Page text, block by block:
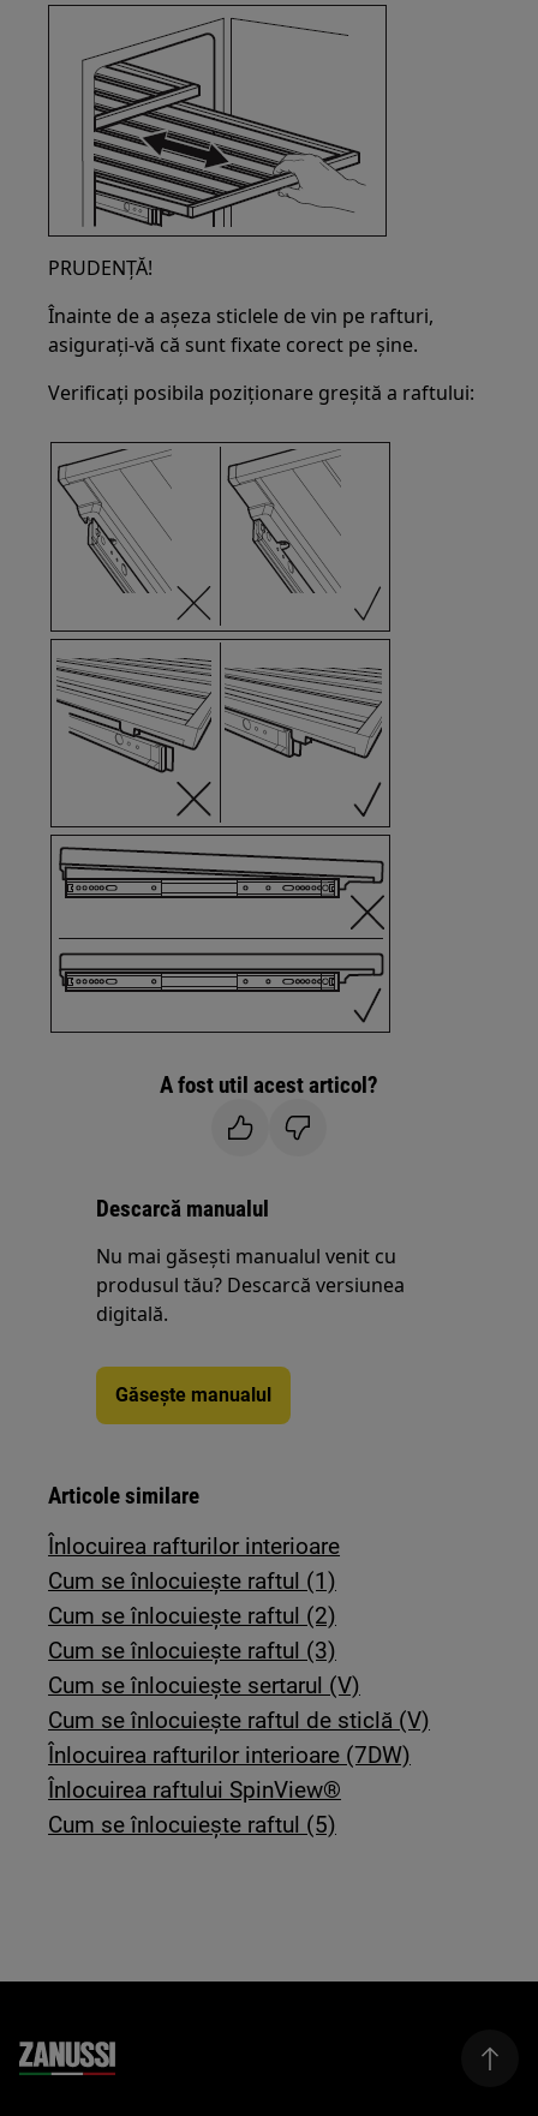
PRUDENȚĂ!
Înainte de a așeza sticlele de vin pe rafturi,
asigurați-vă că sunt fixate corect pe șine.
Verificați posibila poziționare greșită a raftului:
A fost util acest articol?
Descarcă manualul
Nu mai găsești manualul venit cu
produsul tău? Descarcă versiunea
digitală.
Găsește manualul
Articole similare
Înlocuirea rafturilor interioare
Cum se înlocuiește raftul (1)
Cum se înlocuiește raftul (2)
Cum se înlocuiește raftul (3)
Cum se înlocuiește sertarul (V)
Cum se înlocuiește raftul de sticlă (V)
Înlocuirea rafturilor interioare (7DW)
Înlocuirea raftului SpinView®
Cum se înlocuiește raftul (5)